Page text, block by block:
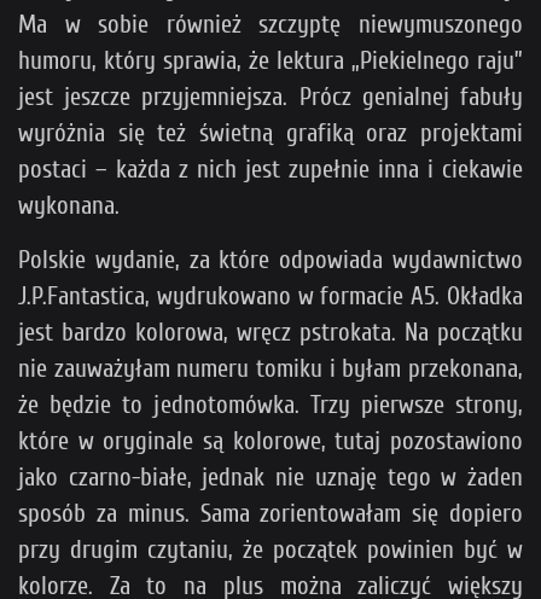
Ma w sobie również szczyptę niewymuszonego
humoru, który sprawia, że lektura „Piekielnego raju”
jest jeszcze przyjemniejsza. Prócz genialnej fabuły
wyróżnia się też świetną grafiką oraz projektami
postaci – każda z nich jest zupełnie inna i ciekawie
wykonana.
Polskie wydanie, za które odpowiada wydawnictwo
J.P.Fantastica, wydrukowano w formacie A5. Okładka
jest bardzo kolorowa, wręcz pstrokata. Na początku
nie zauważyłam numeru tomiku i byłam przekonana,
że będzie to jednotomówka. Trzy pierwsze strony,
które w oryginale są kolorowe, tutaj pozostawiono
jako czarno-białe, jednak nie uznaję tego w żaden
sposób za minus. Sama zorientowałam się dopiero
przy drugim czytaniu, że początek powinien być w
kolorze. Za to na plus można zaliczyć większy